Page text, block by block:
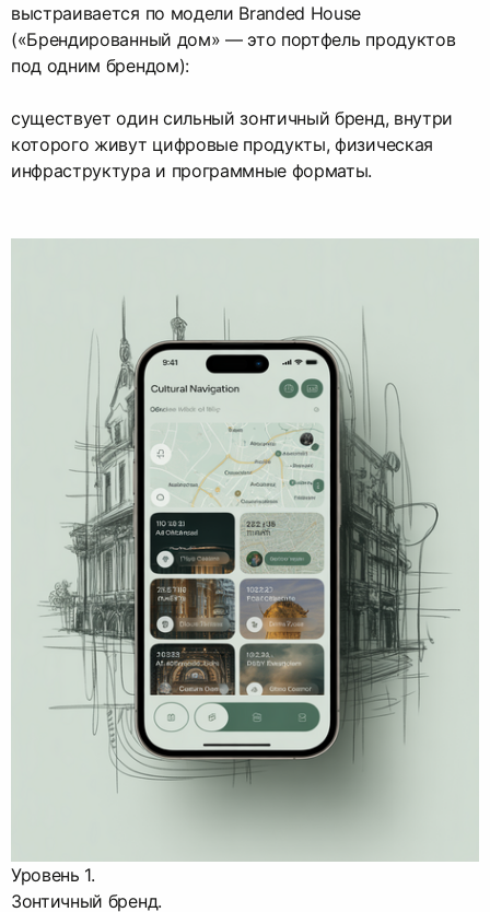
выстраивается по модели Branded House
(«Брендированный дом» — это портфель продуктов
под одним брендом):
существует один сильный зонтичный бренд, внутри
которого живут цифровые продукты, физическая
инфраструктура и программные форматы.
Уровень 1.
Зонтичный бренд.